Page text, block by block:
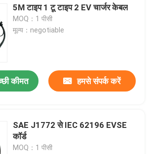
5M टाइप 1 टू टाइप 2 EV चार्जर केबल
MOQ：1 पीसी
मूल्य：negotiable
कीमत हमसे संपर्क करें
SAE J1772 से IEC 62196 EVSE
कॉर्ड
MOQ：1 पीसी